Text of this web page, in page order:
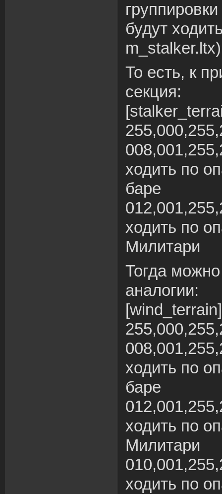
будут
То есть, к
секция:
ходить по
баре
ходить по
Милитари
Тогда
аналогии:
[wind_terrain]
ходить по
баре
ходить по
Милитари
ходить по